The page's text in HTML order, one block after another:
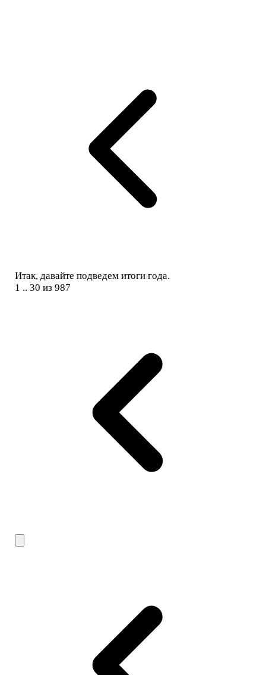
Итак, давайте подведем итоги года.
1 .. 30 из 987